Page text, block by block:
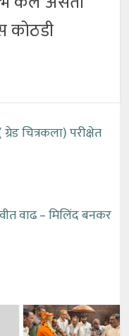
कोठडी
चित्रकला) परीक्षेत
वाढ – मिलिंद बनकर